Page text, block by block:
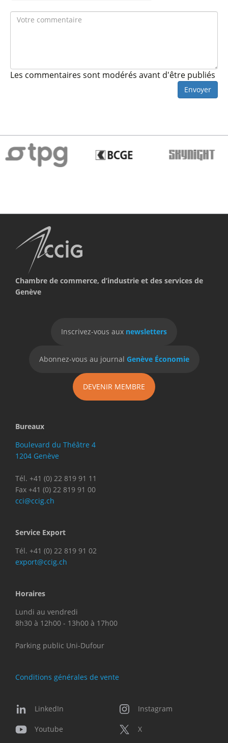
Les commentaires sont modérés avant d'être publiés
Envoyer
Chambre de commerce, d’industrie et des services de
Genève
Inscrivez-vous aux newsletters
Abonnez-vous au journal Genève Économie
DEVENIR MEMBRE
Bureaux
Boulevard du Théâtre 4
1204 Genève
Tél. +41 (0) 22 819 91 11
Fax +41 (0) 22 819 91 00
cci@ccig.ch
Service Export
Tél. +41 (0) 22 819 91 02
export@ccig.ch
Horaires
Lundi au vendredi
8h30 à 12h00 - 13h00 à 17h00
Parking public Uni-Dufour
Conditions générales de vente
LinkedIn Instagram
Youtube X